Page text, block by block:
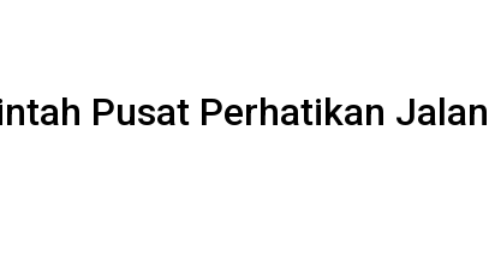
Pusat Perhatikan